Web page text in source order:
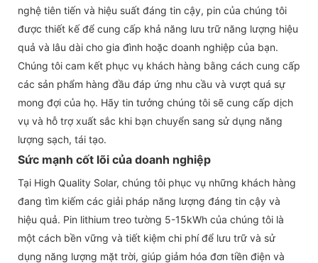
nghệ tiên tiến và hiệu suất đáng tin cậy, pin của chúng tôi
được thiết kế để cung cấp khả năng lưu trữ năng lượng hiệu
quả và lâu dài cho gia đình hoặc doanh nghiệp của bạn.
Chúng tôi cam kết phục vụ khách hàng bằng cách cung cấp
các sản phẩm hàng đầu đáp ứng nhu cầu và vượt quá sự
mong đợi của họ. Hãy tin tưởng chúng tôi sẽ cung cấp dịch
vụ và hỗ trợ xuất sắc khi bạn chuyển sang sử dụng năng
lượng sạch, tái tạo.
Sức mạnh cốt lõi của doanh nghiệp
Tại High Quality Solar, chúng tôi phục vụ những khách hàng
đang tìm kiếm các giải pháp năng lượng đáng tin cậy và
hiệu quả. Pin lithium treo tường 5-15kWh của chúng tôi là
một cách bền vững và tiết kiệm chi phí để lưu trữ và sử
dụng năng lượng mặt trời, giúp giảm hóa đơn tiền điện và